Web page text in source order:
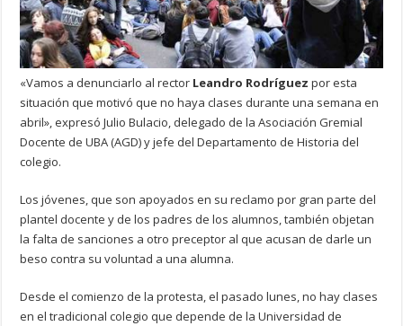
«Vamos a denunciarlo al rector Leandro Rodríguez por esta
situación que motivó que no haya clases durante una semana en
abril», expresó Julio Bulacio, delegado de la Asociación Gremial
Docente de UBA (AGD) y jefe del Departamento de Historia del
colegio.
Los jóvenes, que son apoyados en su reclamo por gran parte del
plantel docente y de los padres de los alumnos, también objetan
la falta de sanciones a otro preceptor al que acusan de darle un
beso contra su voluntad a una alumna.
Desde el comienzo de la protesta, el pasado lunes, no hay clases
en el tradicional colegio que depende de la Universidad de